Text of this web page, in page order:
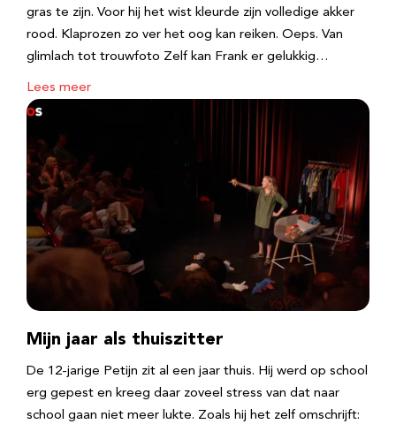
gras te zijn. Voor hij het wist kleurde zijn volledige akker
rood. Klaprozen zo ver het oog kan reiken. Oeps. Van
glimlach tot trouwfoto Zelf kan Frank er gelukkig…
Lees meer
Mijn jaar als thuiszitter
De 12-jarige Petijn zit al een jaar thuis. Hij werd op school
erg gepest en kreeg daar zoveel stress van dat naar
school gaan niet meer lukte. Zoals hij het zelf omschrijft: